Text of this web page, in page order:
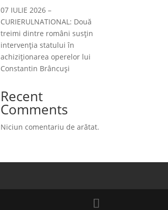
07 IULIE 2026 –
CURIERULNATIONAL: Două
treimi dintre români susțin
intervenția statului în
achiziționarea operelor lui
Constantin Brâncuși
Recent
Comments
Niciun comentariu de arătat.